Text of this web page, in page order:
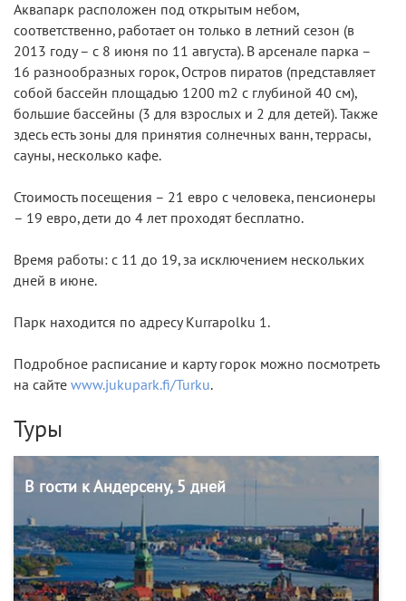
Аквапарк расположен под открытым небом,
соответственно, работает он только в летний сезон (в
2013 году – с 8 июня по 11 августа). В арсенале парка –
16 разнообразных горок, Остров пиратов (представляет
собой бассейн площадью 1200 m2 с глубиной 40 см),
большие бассейны (3 для взрослых и 2 для детей). Также
здесь есть зоны для принятия солнечных ванн, террасы,
сауны, несколько кафе.
Стоимость посещения – 21 евро с человека, пенсионеры
– 19 евро, дети до 4 лет проходят бесплатно.
Время работы: с 11 до 19, за исключением нескольких
дней в июне.
Парк находится по адресу Kurrapolku 1.
Подробное расписание и карту горок можно посмотреть
на сайте www.jukupark.fi/Turku.
Туры
В гости к Андерсену, 5 дней